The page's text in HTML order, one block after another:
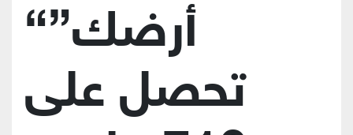
“أرضك”
تحصل على